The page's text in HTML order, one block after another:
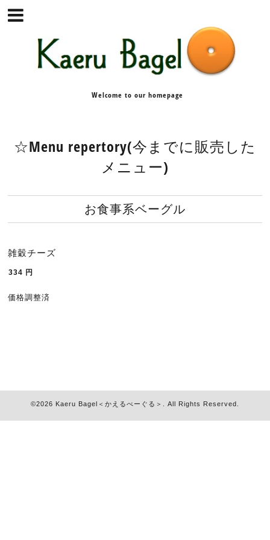
Welcome to our homepage
☆Menu repertory(今までに販売した
メニュー)
お食事系ベーグル
雑穀チーズ
334 円
価格調整済
©2026 Kaeru Bagel＜かえるべーぐる＞ . All Rights Reserved.